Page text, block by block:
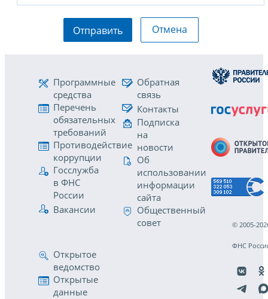
Отправить Отмена
Программные
средства
Перечень
обязательных
требований
Противодействие
коррупции
Госслужба
в ФНС
России
Вакансии
Обратная
связь
Контакты
Подписка
на
новости
Об
использовании
информации
сайта
Общественный
совет
Открытое
ведомство
Открытые
данные
© 2005-
ФНС